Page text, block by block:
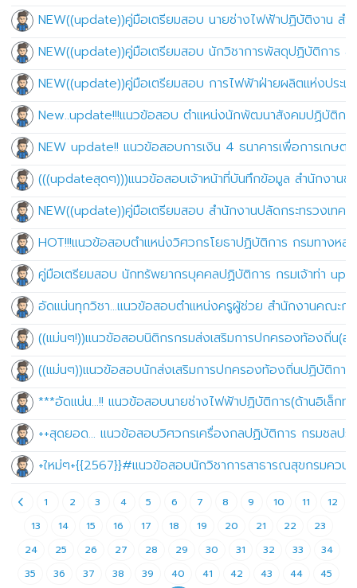
NEW((update))คู่มือเตรียมสอบ นายช่างไฟฟ้าปฏิบัติงาน ส
NEW((update))คู่มือเตรียมสอบ นักวิชาการพัสดุปฏิบัติการ
NEW((update))คู่มือเตรียมสอบ การไฟฟ้าฝ่ายผลิตแห่งประ
New..update!!!แนวข้อสอบ ตำแหน่งนักพัฒนาสังคมปฏิบัติการ
NEW update!! แนวข้อสอบการเงิน 4 ธนาคารเพื่อการเกษต
(((updateสุดๆ)))แนวข้อสอบเจ้าหน้าที่บันทึกข้อมูล สำนักงาน
NEW((update))คู่มือเตรียมสอบ สำนักงานปลัดกระทรวงเทคโ
HOT!!!แนวข้อสอบตำแหน่งวิศวกรโยธาปฏิบัติการ กรมทางหล
คู่มือเตรียมสอบ นักทรัพยากรบุคคลปฏิบัติการ กรมเจ้าท่า
อัดแน่นทุกวิชา...แนวข้อสอบตำแหน่งครูผู้ช่วย สำนักงานคณะก
((แม่นๆ!))แนวข้อสอบนิติกรกรมส่งเสริมการปกครองท้องถิ่น(อ
((แม่นๆ))แนวข้อสอบนักส่งเสริมการปกครองท้องถิ่นปฏิบัติกา
***อัดแน่น…!! แนวข้อสอบนายช่างไฟฟ้าปฏิบัติการ(ด้านอิเล็กท
++สุดยอด... แนวข้อสอบวิศวกรเครื่องกลปฏิบัติการ กรมชลปร
+ใหม่ๆ+{{2567}}#แนวข้อสอบนักวิชาการสาธารณสุขกรมควบ
1 2 3 4 5 6 7 8 9 10 11
12
13
14 15 16 17 18 19 20 21 22
23
24
25 26 27 28 29 30 31 32 33
34
35
36 37 38 39 40 41 42 43 44 45